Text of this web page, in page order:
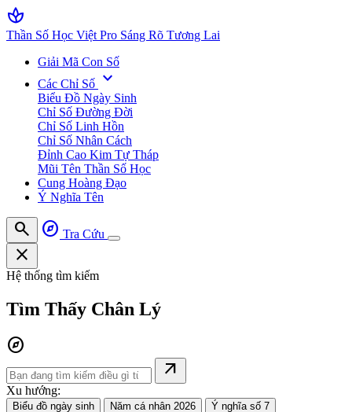
spa
Thần Số Học Việt Pro Sáng Rõ Tương Lai
Giải Mã Con Số
Các Chỉ Số expand_more
Biểu Đồ Ngày Sinh
Chỉ Số Đường Đời
Chỉ Số Linh Hồn
Chỉ Số Nhân Cách
Đỉnh Cao Kim Tự Tháp
Mũi Tên Thần Số Học
Cung Hoàng Đạo
Ý Nghĩa Tên
search explore Tra Cứu
close
Hệ thống tìm kiếm
Tìm Thấy Chân Lý
explore
arrow_outward
Xu hướng:
Biểu đồ ngày sinh Năm cá nhân 2026
Ý nghĩa số 7